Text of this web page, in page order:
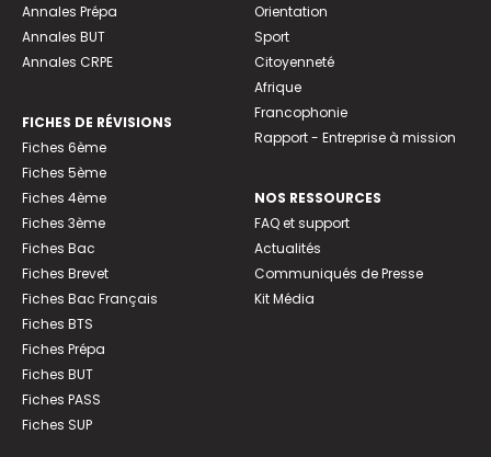
Annales Prépa
Annales BUT
Annales CRPE
FICHES DE RÉVISIONS
Fiches 6ème
Fiches 5ème
Fiches 4ème
Fiches 3ème
Fiches Bac
Fiches Brevet
Fiches Bac Français
Fiches BTS
Fiches Prépa
Fiches BUT
Fiches PASS
Fiches SUP
Orientation
Sport
Citoyenneté
Afrique
Francophonie
Rapport - Entreprise à mission
NOS RESSOURCES
FAQ et support
Actualités
Communiqués de Presse
Kit Média